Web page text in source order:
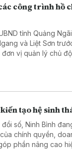
công trình hồ
tỉnh Quảng
và Liệt Sơn
vị quản lý chủ
tạo hệ sinh
số, Ninh Bình
chính quyền,
phần nâng cao